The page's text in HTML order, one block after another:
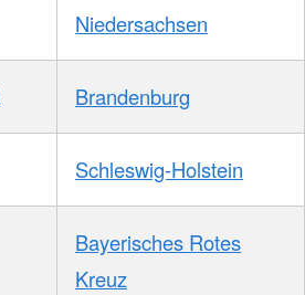
Niedersachsen
Brandenburg
Schleswig-Holstein
Bayerisches Rotes
Kreuz